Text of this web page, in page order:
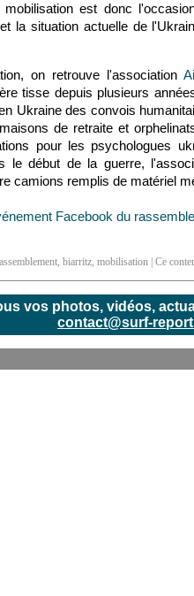
mobilisation est donc
la situation actuelle de
on retrouve l'association
tisse depuis plusieurs
Ukraine des convois
de retraite et
pour les psychologues
le début de la guerre,
camions remplis de matériel
Facebook du
, biarritz, mobilisation | Ce
vos photos, vidéos,
contact@surf-